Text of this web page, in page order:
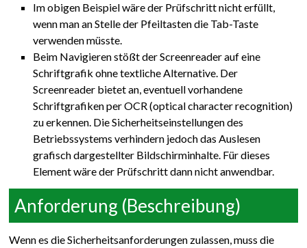
Im obigen Beispiel wäre der Prüfschritt nicht erfüllt,
wenn man an Stelle der Pfeiltasten die Tab-Taste
verwenden müsste.
Beim Navigieren stößt der Screenreader auf eine
Schriftgrafik ohne textliche Alternative. Der
Screenreader bietet an, eventuell vorhandene
Schriftgrafiken per OCR (optical character recognition)
zu erkennen. Die Sicherheitseinstellungen des
Betriebssystems verhindern jedoch das Auslesen
grafisch dargestellter Bildschirminhalte. Für dieses
Element wäre der Prüfschritt dann nicht anwendbar.
Anforderung (Beschreibung)
Wenn es die Sicherheitsanforderungen zulassen, muss die